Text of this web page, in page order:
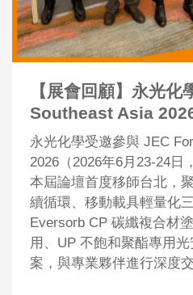
【展會回顧】永光
Southeast Asia
永光化學受邀參與 JEC
2026（2026年6月23-24日
本屆論壇首度移師台北，
續循環、移動載具輕量化
Eversorb CP 碳纖複合材
用、UP 不飽和聚酯專用
案，與專業夥伴進行深度交